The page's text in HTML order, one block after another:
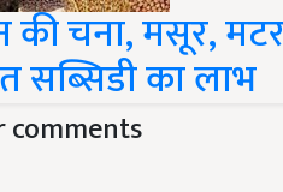
की चना, मसूर,
सब्सिडी का लाभ
comments